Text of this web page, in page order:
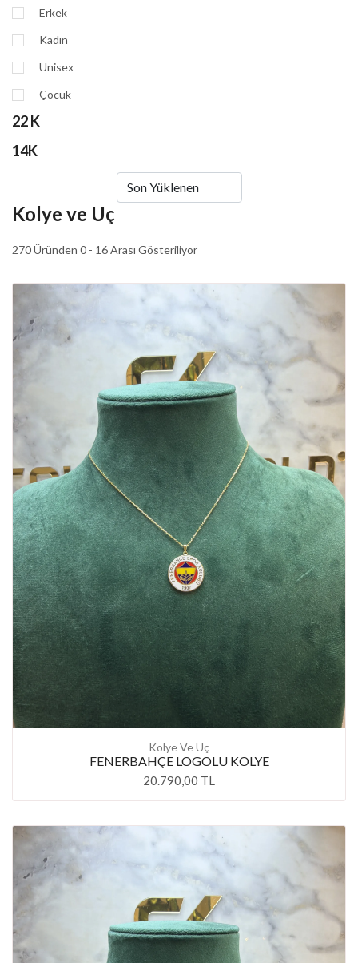
Erkek
Kadın
Unisex
Çocuk
22 K
14K
Kolye ve Uç
270 Üründen 0 - 16 Arası Gösteriliyor
Kolye Ve Uç
FENERBAHÇE LOGOLU KOLYE
20.790,00 TL